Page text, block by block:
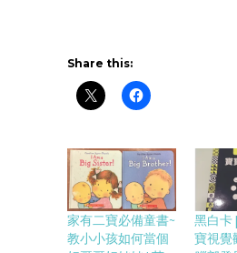
Share this:
家有二寶必備童書~
教小小孩如何當個
黑白卡
寶視覺